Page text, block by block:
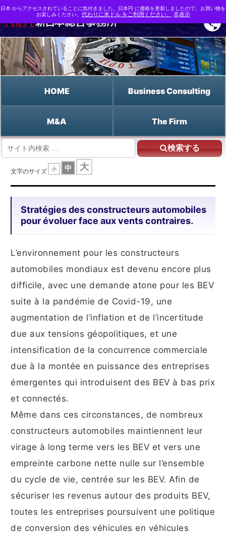
HOME Business Consulting
M&A The Firm
検索する
Stratégies des constructeurs automobiles pour évoluer face aux vents
文字のサイズ 小 中 大
Stratégies des constructeurs automobiles
pour évoluer face aux vents contraires.
L’environnement pour les constructeurs
automobiles mondiaux est devenu encore plus
difficile, avec une demande atone pour les BEV
suite à la pandémie de Covid-19, une
augmentation de l’inflation et de l’incertitude
due aux tensions géopolitiques, et une
intensification de la concurrence commerciale
due à la montée en puissance des entreprises
émergentes qui introduisent des BEV à bas prix
et connectés.
Même dans ces circonstances, de nombreux
constructeurs automobiles maintiennent leur
virage à long terme vers les BEV et vers une
empreinte carbone nette nulle sur l’ensemble
du cycle de vie, centrée sur les BEV. Afin de
sécuriser les revenus autour des produits BEV,
toutes les entreprises poursuivent une politique
de conversion des véhicules en véhicules
日本 からアクセスされていることに気付きました。日本円 に価格を更新しましたので、お買い物を
お楽しみください。 代わりに米ドル をご利用ください。 非表示